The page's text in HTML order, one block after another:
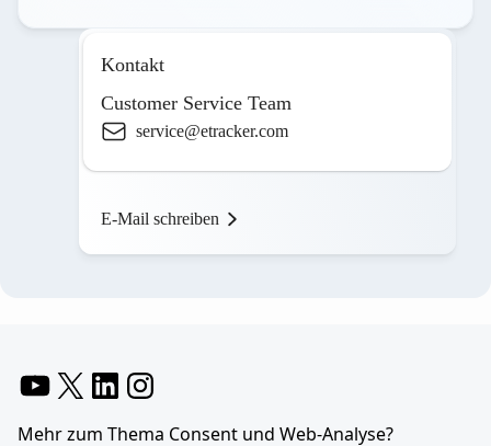
Kontakt
Customer Service Team
service@etracker.com
E-Mail schreiben
Mehr zum Thema Consent und Web-Analyse?